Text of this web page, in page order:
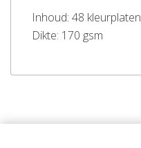
Inhoud: 48 kleurplaten
Dikte: 170 gsm